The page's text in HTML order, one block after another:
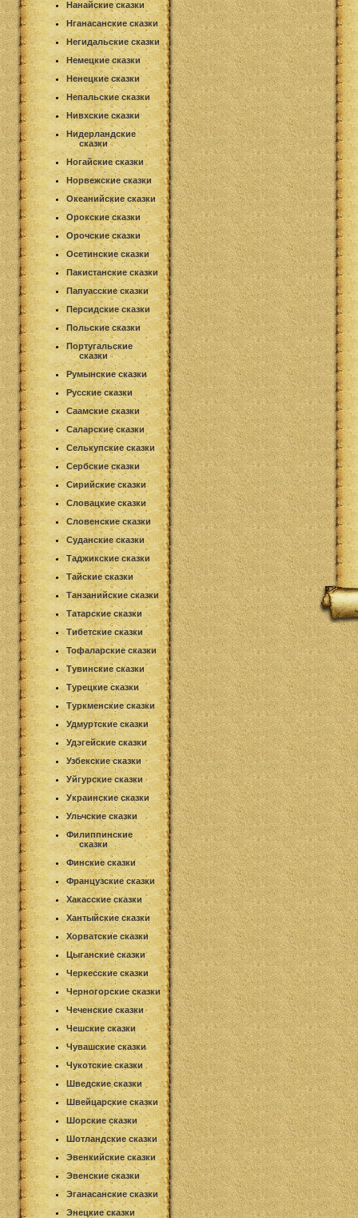
Нанайские сказки
Нганасанские сказки
Негидальские сказки
Немецкие сказки
Ненецкие сказки
Непальские сказки
Нивхские сказки
Нидерландские
сказки
Ногайские сказки
Норвежские сказки
Океанийские сказки
Орокские сказки
Орочские сказки
Осетинские сказки
Пакистанские сказки
Папуасские сказки
Персидские сказки
Польские сказки
Португальские
сказки
Румынские сказки
Русские сказки
Саамские сказки
Саларские сказки
Селькупские сказки
Сербские сказки
Сирийские сказки
Словацкие сказки
Словенские сказки
Суданские сказки
Таджикские сказки
Тайские сказки
Танзанийские сказки
Татарские сказки
Тибетские сказки
Тофаларские сказки
Тувинские сказки
Турецкие сказки
Туркменские сказки
Удмуртские сказки
Удэгейские сказки
Узбекские сказки
Уйгурские сказки
Украинские сказки
Ульчские сказки
Филиппинские
сказки
Финские сказки
Французские сказки
Хакасские сказки
Хантыйские сказки
Хорватские сказки
Цыганские сказки
Черкесские сказки
Черногорские сказки
Чеченские сказки
Чешские сказки
Чувашские сказки
Чукотские сказки
Шведские сказки
Швейцарские сказки
Шорские сказки
Шотландские сказки
Эвенкийские сказки
Эвенские сказки
Эганасанские сказки
Энецкие сказки